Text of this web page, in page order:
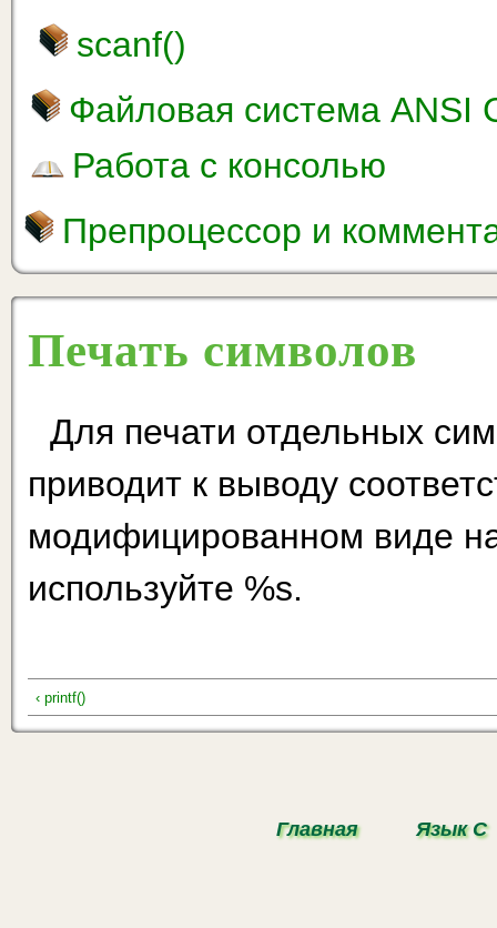
scanf()
Файловая система ANSI
Работа с консолью
Препроцессор и
Печать символов
Для печати отдельных
приводит к выводу
модифицированном виде
используйте %s.
‹ printf()
Главная Язык С